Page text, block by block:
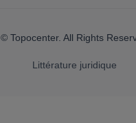
© Topocenter. All Rights
Littérature juridique